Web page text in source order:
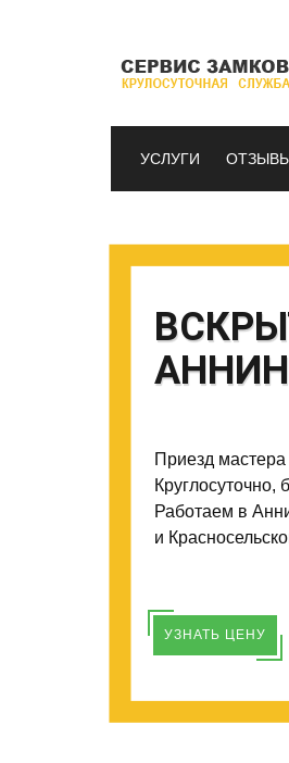
УСЛУГИ
Приезд мастера
Круглосуточно,
Работаем в
и
УЗНАТЬ ЦЕНУ